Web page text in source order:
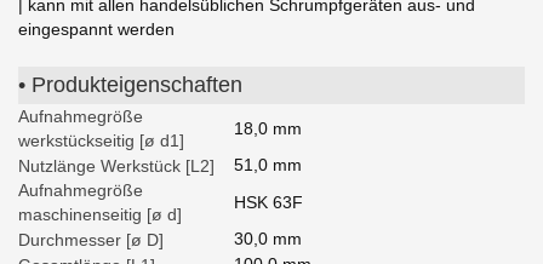
| kann mit allen handelsüblichen Schrumpfgeräten aus- und
eingespannt werden
• Produkteigenschaften
Aufnahmegröße
werkstückseitig [ø d1]
18,0 mm
Nutzlänge Werkstück [L2]
51,0 mm
Aufnahmegröße
maschinenseitig [ø d]
HSK 63F
Durchmesser [ø D]
30,0 mm